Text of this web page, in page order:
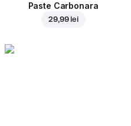
Paste Carbonara
29,99 lei